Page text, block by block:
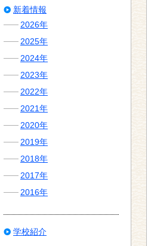
新着情報
2026年
2025年
2024年
2023年
2022年
2021年
2020年
2019年
2018年
2017年
2016年
学校紹介